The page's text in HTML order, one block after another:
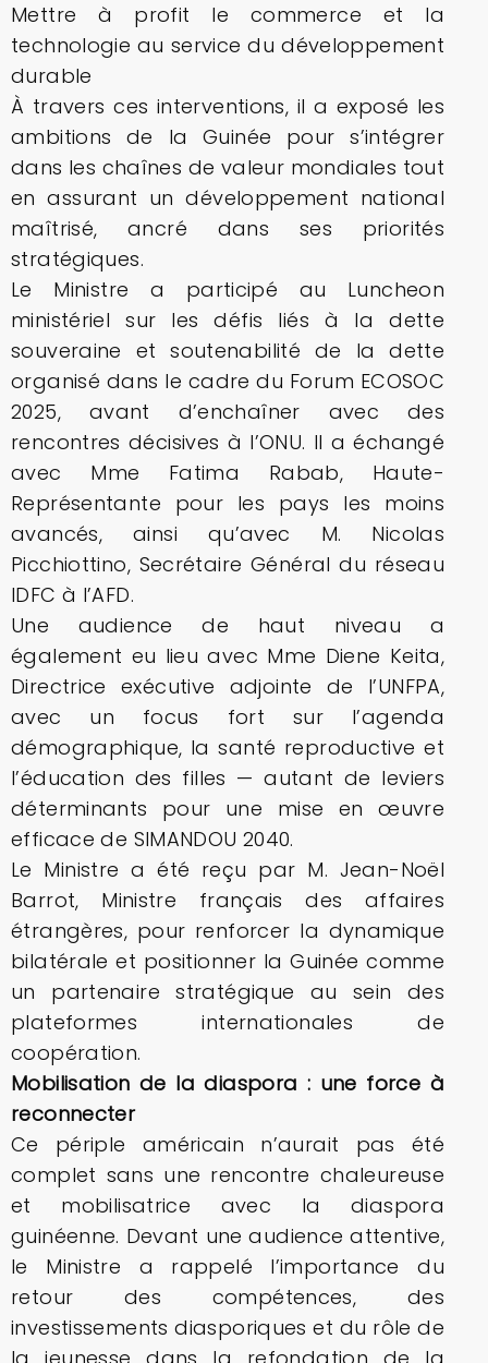
Mettre à profit le commerce et la
technologie au service du développement
durable
À travers ces interventions, il a exposé les
ambitions de la Guinée pour s’intégrer
dans les chaînes de valeur mondiales tout
en assurant un développement national
maîtrisé, ancré dans ses priorités
stratégiques.
Le Ministre a participé au Luncheon
ministériel sur les défis liés à la dette
souveraine et soutenabilité de la dette
organisé dans le cadre du Forum ECOSOC
2025, avant d’enchaîner avec des
rencontres décisives à l’ONU. Il a échangé
avec Mme Fatima Rabab, Haute-
Représentante pour les pays les moins
avancés, ainsi qu’avec M. Nicolas
Picchiottino, Secrétaire Général du réseau
IDFC à l’AFD.
Une audience de haut niveau a
également eu lieu avec Mme Diene Keita,
Directrice exécutive adjointe de l’UNFPA,
avec un focus fort sur l’agenda
démographique, la santé reproductive et
l’éducation des filles — autant de leviers
déterminants pour une mise en œuvre
efficace de SIMANDOU 2040.
Le Ministre a été reçu par M. Jean-Noël
Barrot, Ministre français des affaires
étrangères, pour renforcer la dynamique
bilatérale et positionner la Guinée comme
un partenaire stratégique au sein des
plateformes internationales de
coopération.
Mobilisation de la diaspora : une force à
reconnecter
Ce périple américain n’aurait pas été
complet sans une rencontre chaleureuse
et mobilisatrice avec la diaspora
guinéenne. Devant une audience attentive,
le Ministre a rappelé l’importance du
retour des compétences, des
investissements diasporiques et du rôle de